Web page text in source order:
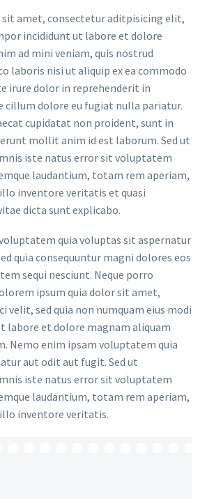
sit amet, consectetur aditpisicing elit,
incididunt ut labore et dolore
ad mini veniam, quis nostrud
laboris nisi ut aliquip ex ea commodo
irure dolor in reprehenderit in
cillum dolore eu fugiat nulla pariatur.
cupidatat non proident, sunt in
mollit anim id est laborum. Sed ut
iste natus error sit voluptatem
laudantium, totam rem aperiam,
illo inventore veritatis et quasi
dicta sunt explicabo.
quia voluptas sit aspernatur
quia consequuntur magni dolores eos
sequi nesciunt. Neque porro
ipsum quia dolor sit amet,
velit, sed quia non numquam eius modi
labore et dolore magnam aliquam
Nemo enim ipsam voluptatem quia
aut odit aut fugit. Sed ut
iste natus error sit voluptatem
laudantium, totam rem aperiam,
illo inventore veritatis.